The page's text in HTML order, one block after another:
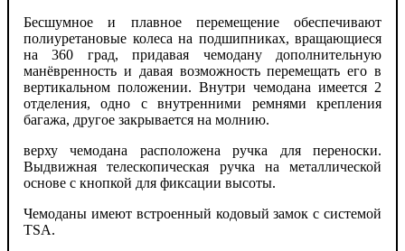
Бесшумное и плавное перемещение обеспечивают
полиуретановые колеса на подшипниках, вращающиеся
на 360 град, придавая чемодану дополнительную
манёвренность и давая возможность перемещать его в
вертикальном положении. Внутри чемодана имеется 2
отделения, одно с внутренними ремнями крепления
багажа, другое закрывается на молнию.
верху чемодана расположена ручка для переноски.
Выдвижная телескопическая ручка на металлической
основе с кнопкой для фиксации высоты.
Чемоданы имеют встроенный кодовый замок с системой
TSA.